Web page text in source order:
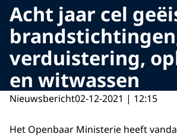
Acht jaar cel
verduistering,
en witwassen
Nieuwsbericht02-12-2021 | 12:15
Het Openbaar Ministerie heeft